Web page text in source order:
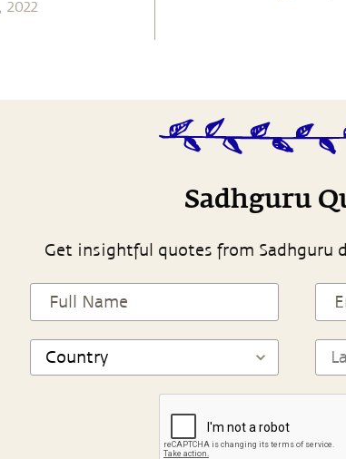
2022
Sadhguru
Get insightful quotes from Sadhguru